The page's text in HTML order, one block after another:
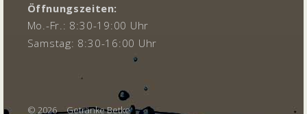
Öffnungszeiten:
Mo.-Fr.: 8:30-19:00 Uhr
Samstag: 8:30-16:00 Uhr
© 2026 Getränke Betke